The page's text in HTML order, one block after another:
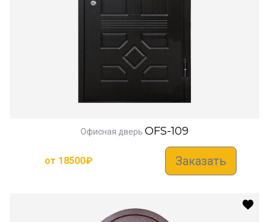
Офисная дверь OFS-109
от 18500₽ Заказать